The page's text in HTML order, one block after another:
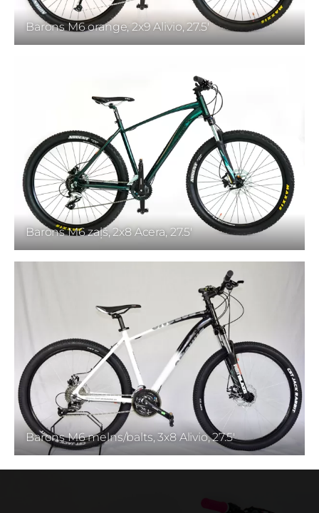
Barons M6 orange, 2x9 Alivio, 27.5'
Barons M6 zaļš, 2x8 Acera, 27.5'
Barons M6 melns/balts, 3x8 Alivio, 27.5'